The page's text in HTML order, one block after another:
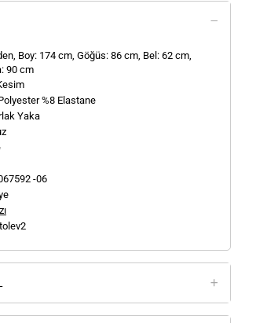
Boy: 174 cm, Göğüs: 86 cm, Bel: 62 cm,
90 cm
%8 Elastane
Yaka
-06